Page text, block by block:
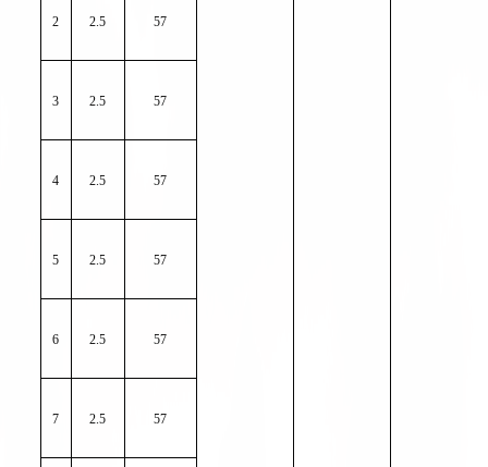
2 2.5 57
3 2.5 57
4 2.5 57
5 2.5 57
6 2.5 57
7 2.5 57